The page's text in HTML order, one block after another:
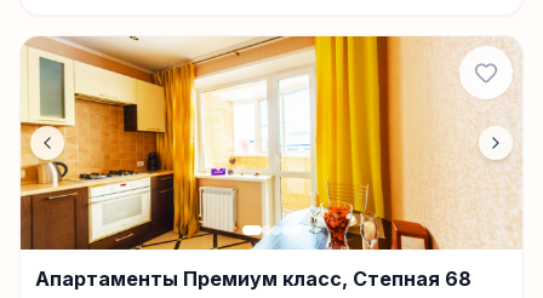
Апартаменты Премиум класс, Степная 68